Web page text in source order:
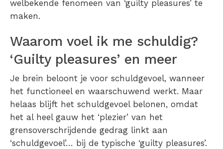
welbekende fenomeen van ‘guilty pleasures’ te
maken.
Waarom voel ik me schuldig?
‘Guilty pleasures’ en meer
Je brein beloont je voor schuldgevoel, wanneer
het functioneel en waarschuwend werkt. Maar
helaas blijft het schuldgevoel belonen, omdat
het al heel gauw het ‘plezier’ van het
grensoverschrijdende gedrag linkt aan
‘schuldgevoel’… bij de typische ‘guilty pleasures’.